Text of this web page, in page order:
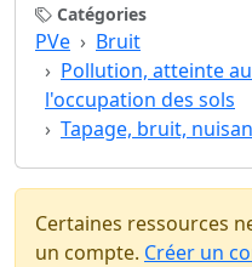
Catégories
PVe
Bruit
Pollution, atteinte
l'occupation des sols
Tapage, bruit,
Certaines ressources
un compte. Créer un